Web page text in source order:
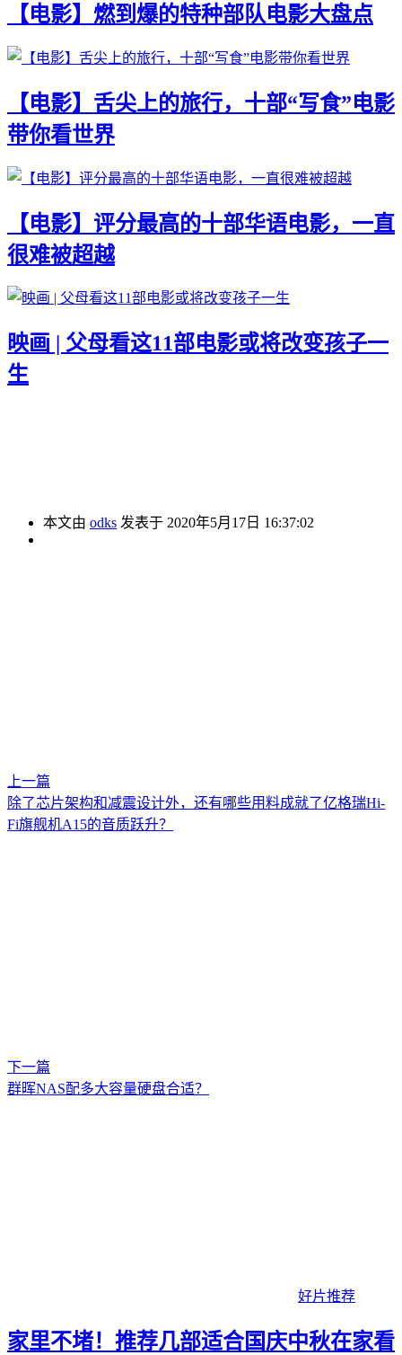
【电影】燃到爆的特种部队电影大盘点
【电影】舌尖上的旅行，十部“写食”电影
带你看世界
【电影】评分最高的十部华语电影，一直
很难被超越
映画 | 父母看这11部电影或将改变孩子一
生
本文由 odks 发表于 2020年5月17日 16:37:02
上一篇
除了芯片架构和减震设计外，还有哪些用料成就了亿格瑞Hi-
Fi旗舰机A15的音质跃升？
下一篇
群晖NAS配多大容量硬盘合适？
好片推荐
家里不堵！推荐几部适合国庆中秋在家看